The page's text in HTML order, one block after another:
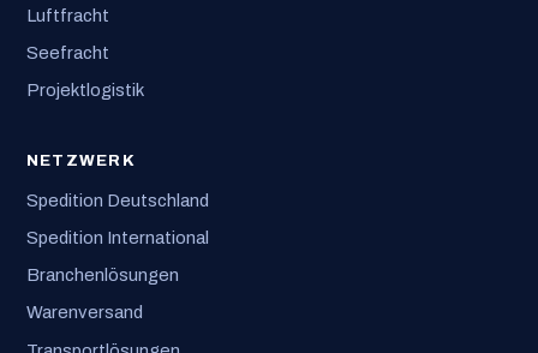
Luftfracht
Seefracht
Projektlogistik
NETZWERK
Spedition Deutschland
Spedition International
Branchenlösungen
Warenversand